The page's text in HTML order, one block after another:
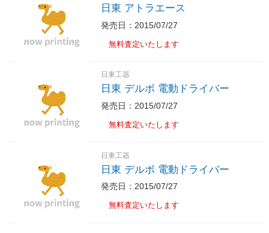
日東 アトラエース
発売日：2015/07/27
無料査定いたします
日東工器
日東 デルボ 電動ドライバー
発売日：2015/07/27
無料査定いたします
日東工器
日東 デルボ 電動ドライバー
発売日：2015/07/27
無料査定いたします